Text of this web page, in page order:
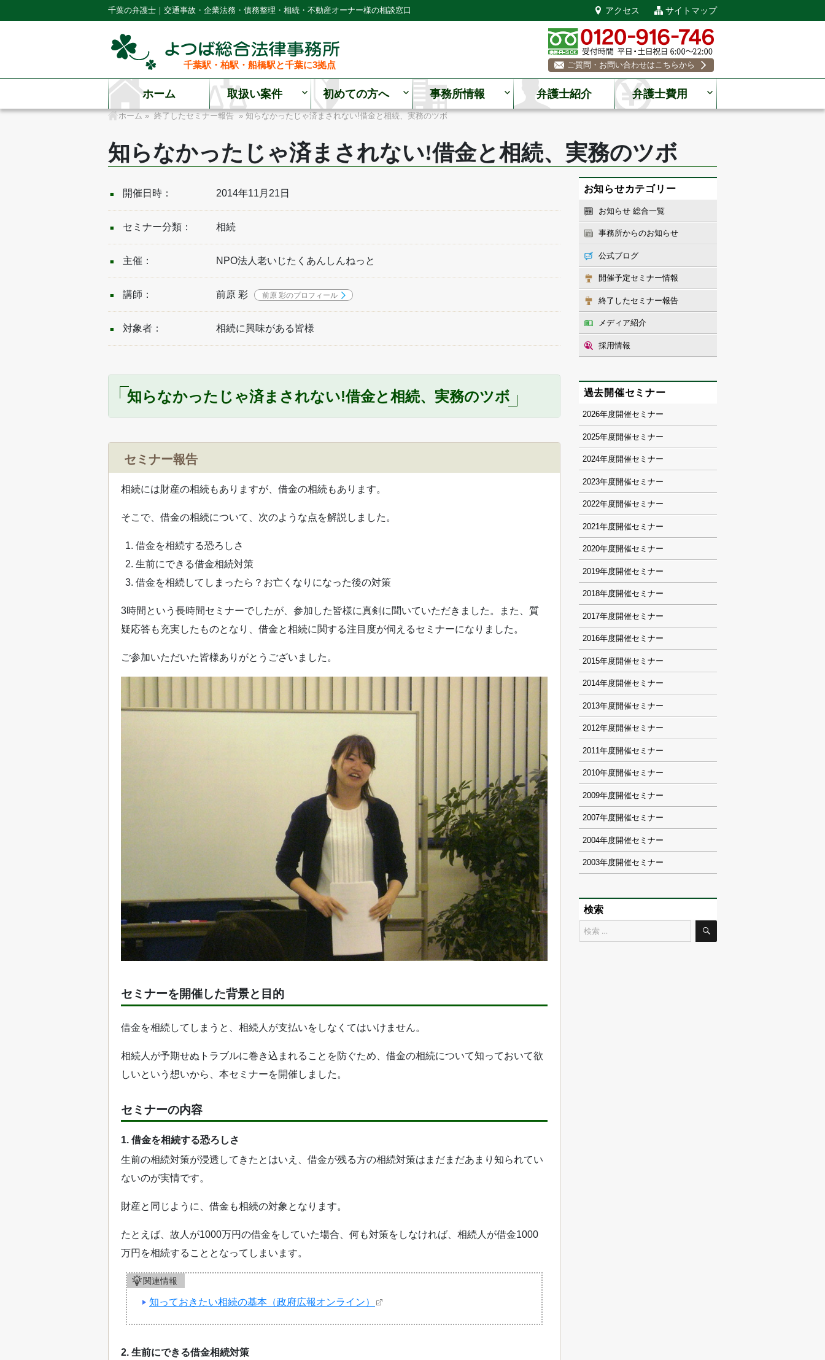
千葉の弁護士｜交通事故・企業法務・債務整理・相続・不動産オーナー様の相談窓口 アクセス サイトマップ
千葉駅・柏駅・船橋駅と千葉に3拠点 ご質問・お問い合わせはこちらから
ホーム 取扱い案件 初めての方へ 事務所情報 弁護士紹介 弁護士費用
ホーム » 終了したセミナー報告 » 知らなかったじゃ済まされない!借金と相続、実務のツボ
知らなかったじゃ済まされない!借金と相続、実務のツボ
開催日時： 2014年11月21日
セミナー分類： 相続
主催： NPO法人老いじたくあんしんねっと
講師： 前原 彩 前原 彩のプロフィール
対象者： 相続に興味がある皆様
知らなかったじゃ済まされない!借金と相続、実務のツボ
セミナー報告
相続には財産の相続もありますが、借金の相続もあります。
そこで、借金の相続について、次のような点を解説しました。
借金を相続する恐ろしさ
生前にできる借金相続対策
借金を相続してしまったら？お亡くなりになった後の対策
3時間という長時間セミナーでしたが、参加した皆様に真剣に聞いていただきました。また、質
疑応答も充実したものとなり、借金と相続に関する注目度が伺えるセミナーになりました。
ご参加いただいた皆様ありがとうございました。
セミナーを開催した背景と目的
借金を相続してしまうと、相続人が支払いをしなくてはいけません。
相続人が予期せぬトラブルに巻き込まれることを防ぐため、借金の相続について知っておいて欲
しいという想いから、本セミナーを開催しました。
セミナーの内容
1. 借金を相続する恐ろしさ
生前の相続対策が浸透してきたとはいえ、借金が残る方の相続対策はまだまだあまり知られてい
ないのが実情です。
財産と同じように、借金も相続の対象となります。
たとえば、故人が1000万円の借金をしていた場合、何も対策をしなければ、相続人が借金1000
万円を相続することとなってしまいます。
関連情報
知っておきたい相続の基本（政府広報オンライン）
2. 生前にできる借金相続対策
お知らせカテゴリー
お知らせ 総合一覧
事務所からのお知らせ
公式ブログ
開催予定セミナー情報
終了したセミナー報告
メディア紹介
採用情報
過去開催セミナー
2026
2025
2024
2023
2022
2021
2020
2019
2018
2017
2016
2015
2014
2013
2012
2011
2010
2009
2007
2004
2003
検索
検
索
検